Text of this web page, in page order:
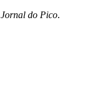
Jornal do Pico.